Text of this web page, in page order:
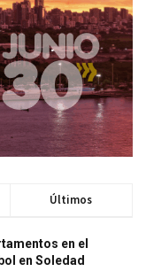
Últimos
en el
en Soledad